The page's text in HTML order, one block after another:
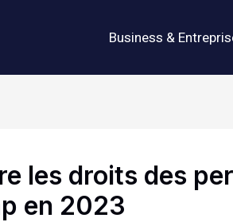
Business &
les droits des
en 2023